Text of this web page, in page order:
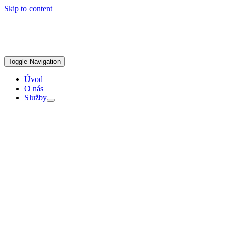
Skip to content
Toggle Navigation
Úvod
O nás
Služby